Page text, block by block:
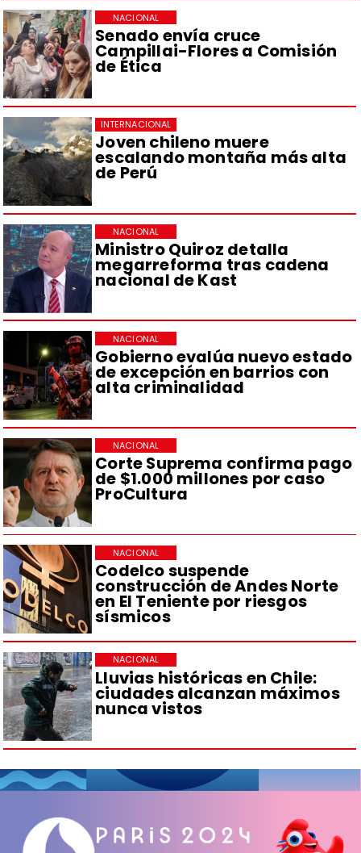
Senado envía cruce
Campillai-Flores a Comisión
de Ética
NACIONAL
Joven chileno muere
escalando montaña más alta
de Perú
INTERNACIONAL
Ministro Quiroz detalla
megarreforma tras cadena
nacional de Kast
NACIONAL
Gobierno evalúa nuevo estado
de excepción en barrios con
alta criminalidad
NACIONAL
Corte Suprema confirma pago
de $1.000 millones por caso
ProCultura
NACIONAL
Codelco suspende
construcción de Andes Norte
en El Teniente por riesgos
sísmicos
NACIONAL
Lluvias históricas en Chile:
ciudades alcanzan máximos
nunca vistos
NACIONAL